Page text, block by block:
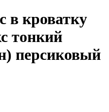
в кроватку
тонкий
персиковый